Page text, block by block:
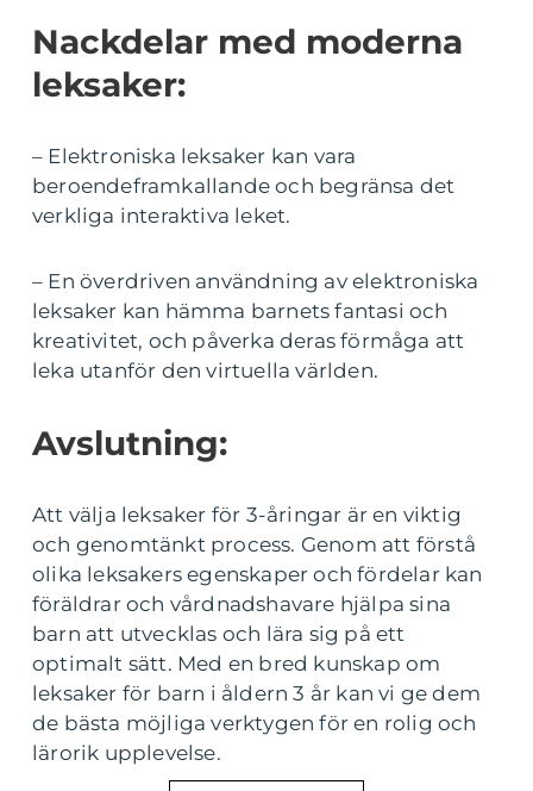
Nackdelar med moderna
leksaker:
– Elektroniska leksaker kan vara
beroendeframkallande och begränsa det
verkliga interaktiva leket.
– En överdriven användning av elektroniska
leksaker kan hämma barnets fantasi och
kreativitet, och påverka deras förmåga att
leka utanför den virtuella världen.
Avslutning:
Att välja leksaker för 3-åringar är en viktig
och genomtänkt process. Genom att förstå
olika leksakers egenskaper och fördelar kan
föräldrar och vårdnadshavare hjälpa sina
barn att utvecklas och lära sig på ett
optimalt sätt. Med en bred kunskap om
leksaker för barn i åldern 3 år kan vi ge dem
de bästa möjliga verktygen för en rolig och
lärorik upplevelse.